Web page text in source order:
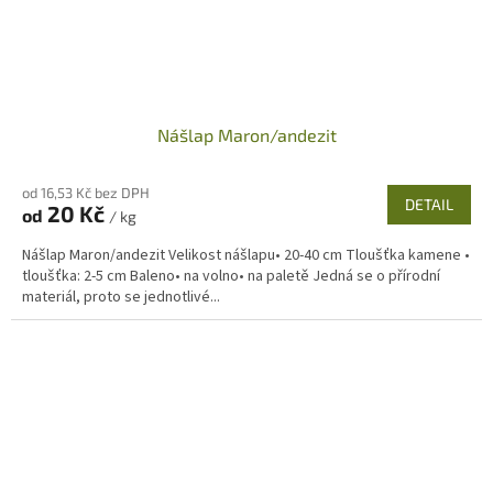
Nášlap Maron/andezit
od 16,53 Kč bez DPH
od 20 Kč / kg
DETAIL
Nášlap Maron/andezit Velikost nášlapu• 20-40 cm Tloušťka kamene •
tloušťka: 2-5 cm Baleno• na volno• na paletě Jedná se o přírodní
materiál, proto se jednotlivé...